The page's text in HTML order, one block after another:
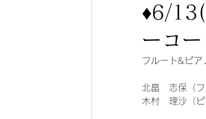
♦︎6/13(
ーコ
フルート&ピア
北畠　志保（フ
木村　理沙（ピ